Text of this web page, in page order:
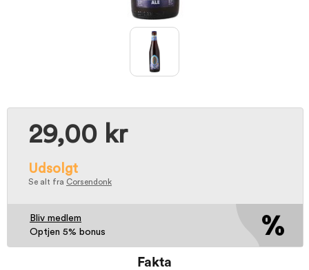
29,00 kr
Udsolgt
Se alt fra Corsendonk
Bliv medlem
Optjen 5% bonus
Fakta